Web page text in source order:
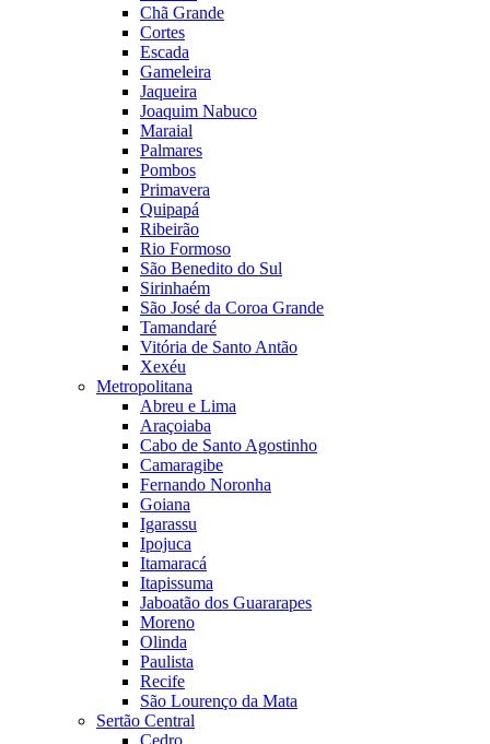
Chã Grande
Cortes
Escada
Gameleira
Jaqueira
Joaquim Nabuco
Maraial
Palmares
Pombos
Primavera
Quipapá
Ribeirão
Rio Formoso
São Benedito do Sul
Sirinhaém
São José da Coroa Grande
Tamandaré
Vitória de Santo Antão
Xexéu
Metropolitana
Abreu e Lima
Araçoiaba
Cabo de Santo Agostinho
Camaragibe
Fernando Noronha
Goiana
Igarassu
Ipojuca
Itamaracá
Itapissuma
Jaboatão dos Guararapes
Moreno
Olinda
Paulista
Recife
São Lourenço da Mata
Sertão Central